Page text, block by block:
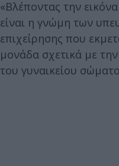
«Βλέποντας την
είναι η γνώμη των
επιχείρησης που
μονάδα σχετικά με
του γυναικείου